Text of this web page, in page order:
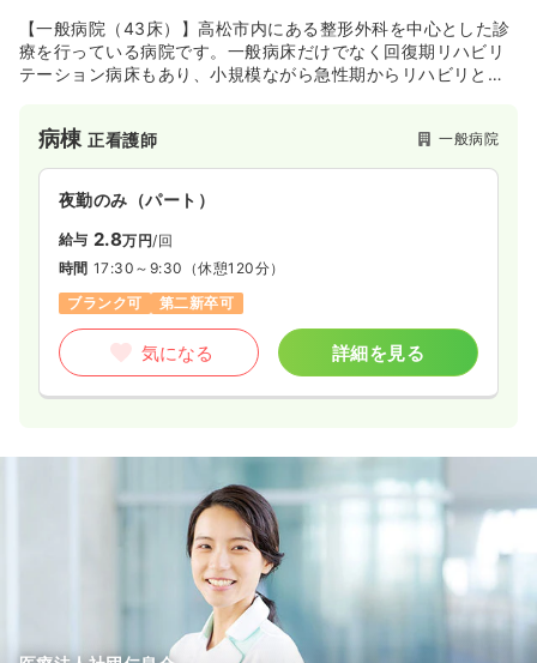
【一般病院（43床）】高松市内にある整形外科を中心とした診
療を行っている病院です。一般病床だけでなく回復期リハビリ
テーション病床もあり、小規模ながら急性期からリハビリと一
病棟正看護師 一般病院
夜勤のみ（パート）
給与 2.8万円/回
時間 17:30～9:30 （休憩120分）
ブランク可
第二新卒可
気になる 詳細を見る